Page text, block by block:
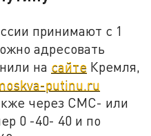
принимают с 1
адресовать
на сайте Кремля,
putinu.ru
через СМС- или
0 -40- 40 и по